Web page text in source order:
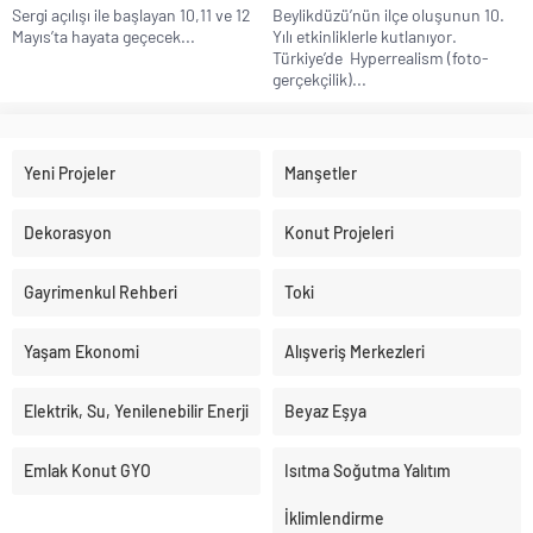
Sergi açılışı ile başlayan 10,11 ve 12
Mayıs’ta hayata geçecek...
Beylikdüzü’nün ilçe oluşunun 10.
Yılı etkinliklerle kutlanıyor.
Türkiye’de Hyperrealism (foto-
gerçekçilik)...
Yeni Projeler Manşetler
Dekorasyon Konut Projeleri
Gayrimenkul Rehberi Toki
Yaşam Ekonomi Alışveriş Merkezleri
Elektrik, Su, Yenilenebilir Enerji Beyaz Eşya
Emlak Konut GYO Isıtma Soğutma Yalıtım
İklimlendirme